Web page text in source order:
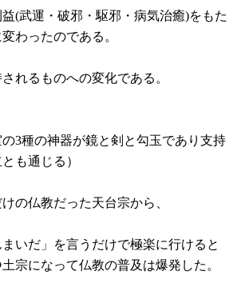
(武運・破邪・駆邪・病気治癒)をもた
わったのである。
れるものへの変化である。
の3種の神器が鏡と剣と勾玉であり支持
も通じる）
の仏教だった天台宗から、
まいだ」を言うだけで極楽に行けると
宗になって仏教の普及は爆発した。